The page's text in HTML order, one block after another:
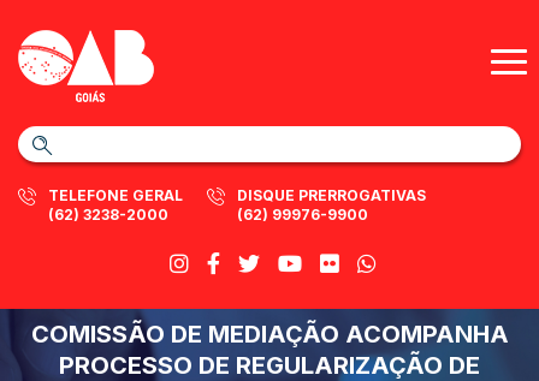
TELEFONE GERAL
(62) 3238-2000
DISQUE PRERROGATIVAS
(62) 99976-9900
COMISSÃO DE MEDIAÇÃO ACOMPANHA
PROCESSO DE REGULARIZAÇÃO DE